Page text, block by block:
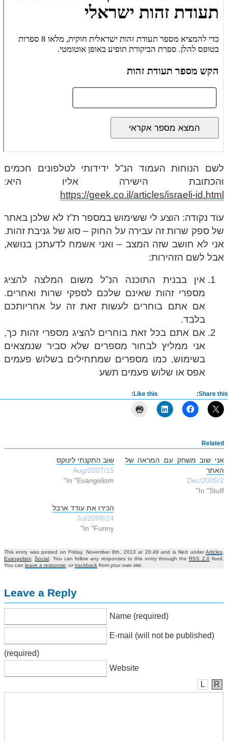
לשם הנוחות העמוד הנ”ל ידידותי לטלפונים חכמים
והכתובת הישירה אליו היא:
https://geek.co.il/articles/israeli-id.html
עוד נקודה: הוצע לי ששימוש במספר ת”ז לא שלכן באתר
של ספק שרות זה עבירה על החוק – סוג של גניבת זהות.
אני לא חושב שזה המצב – ואני אשמח לדעתכן בנושא,
אבל לשם הזהירות:
אין בבנית התוכנה הנ”ל משום המלצה להציג
מספרי זהות שאינם שלכם לספקי שרות ואחרים.
אם אתם בוחרים לעשות זאת זה על אחריותכם
בלבד.
אם אתם בכל זאת בוחרים להציג מספרי זהות כך,
אני ממליץ לבחור מספרים שלא סביר שנמצאים
בשימוש, כמו מספרים שמתחילים בשלוש פעמים
אפס או שלוש פעמים תשע
Share this:
Like this:
Related
שוב התקנתי לינוקס
15/Aug/2007
In "Evangelism"
אני שוב משחק עם המראה של
האתר
2/Dec/2005
In "Stuff"
הכירו את עודד ארבל
24/Jul/2008
In "Funny"
This entry was posted on Friday, November 8th, 2013 at 20:49 and is filed underArticles
Evangelism ,Social . You can follow any responses to this entry through theRSS 2.0feed.
You can leave a response , ortrackback from your own site.
Leave a Reply
Name (required)
E-mail (will not be published)
(required)
Website
L
R